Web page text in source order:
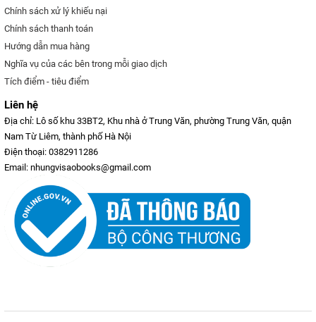
Chính sách xử lý khiếu nại
Chính sách thanh toán
Hướng dẫn mua hàng
Nghĩa vụ của các bên trong mỗi giao dịch
Tích điểm - tiêu điểm
Liên hệ
Địa chỉ: Lô số khu 33BT2, Khu nhà ở Trung Văn, phường Trung Văn, quận
Nam Từ Liêm, thành phố Hà Nội
Điện thoại: 0382911286
Email: nhungvisaobooks@gmail.com